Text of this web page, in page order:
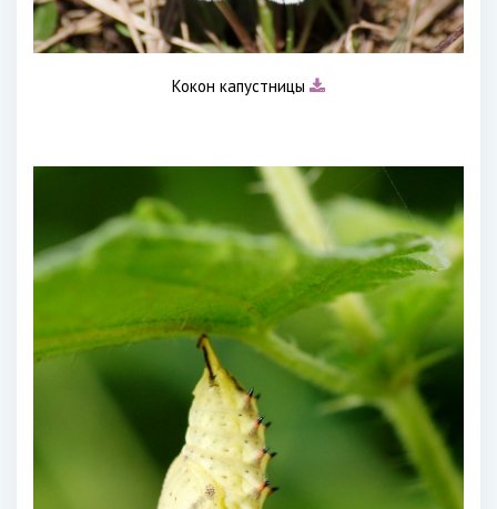
Кокон капустницы